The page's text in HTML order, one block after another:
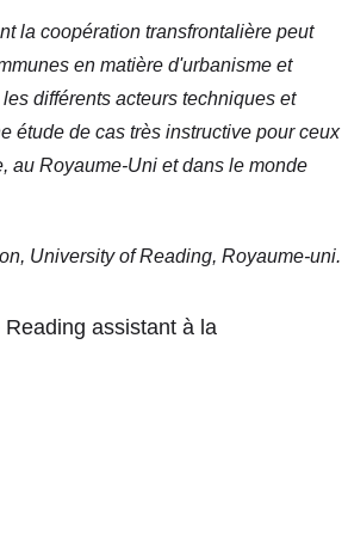
la coopération transfrontalière peut
en matière d'urbanisme et
différents acteurs techniques et
étude de cas très instructive pour ceux
au Royaume-Uni et dans le monde
University of Reading, Royaume-uni.